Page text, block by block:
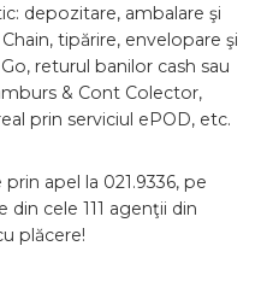
depozitare, ambalare şi
tipărire, envelopare şi
returul banilor cash sau
& Cont Colector,
prin serviciul ePOD, etc.
apel la 021.9336, pe
din cele 111 agenţii din
plăcere!